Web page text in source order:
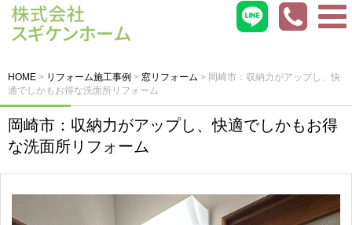
HOME > リフォーム施工事例 > 窓リフォーム > 岡崎市：収納力がアップし、快
適でしかもお得な洗面所リフォーム
岡崎市：収納力がアップし、快適でしかもお得
な洗面所リフォーム